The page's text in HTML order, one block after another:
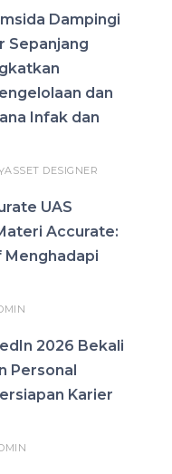
Dampingi
Sepanjang
dan
Infak dan
ASSET DESIGNER
UAS
Accurate:
2026 Bekali
Personal
Karier